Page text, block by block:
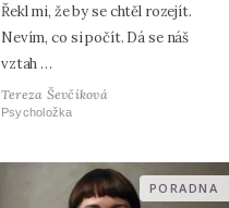
Řekl mi, že by se chtěl rozejít.
Nevím, co si počít. Dá se náš
vztah …
Tereza Ševčíková
Psycholožka
PORADNA